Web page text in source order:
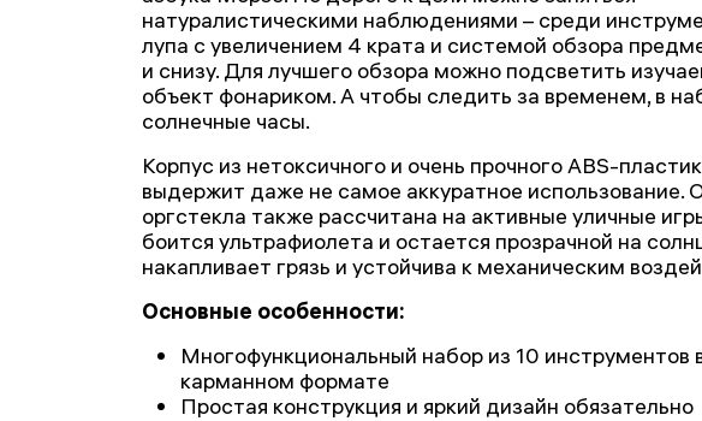
натуралистическими наблюдениями – среди
лупа с увеличением 4 крата и системой обзора
и снизу. Для лучшего обзора можно подсветить
объект фонариком. А чтобы следить за временем, в
солнечные часы.
Корпус из нетоксичного и очень прочного ABS-
выдержит даже не самое аккуратное использование.
оргстекла также рассчитана на активные уличные
боится ультрафиолета и остается прозрачной на
накапливает грязь и устойчива к механическим
Основные особенности:
Многофункциональный набор из 10 инструментов
карманном формате
Простая конструкция и яркий дизайн обязательно